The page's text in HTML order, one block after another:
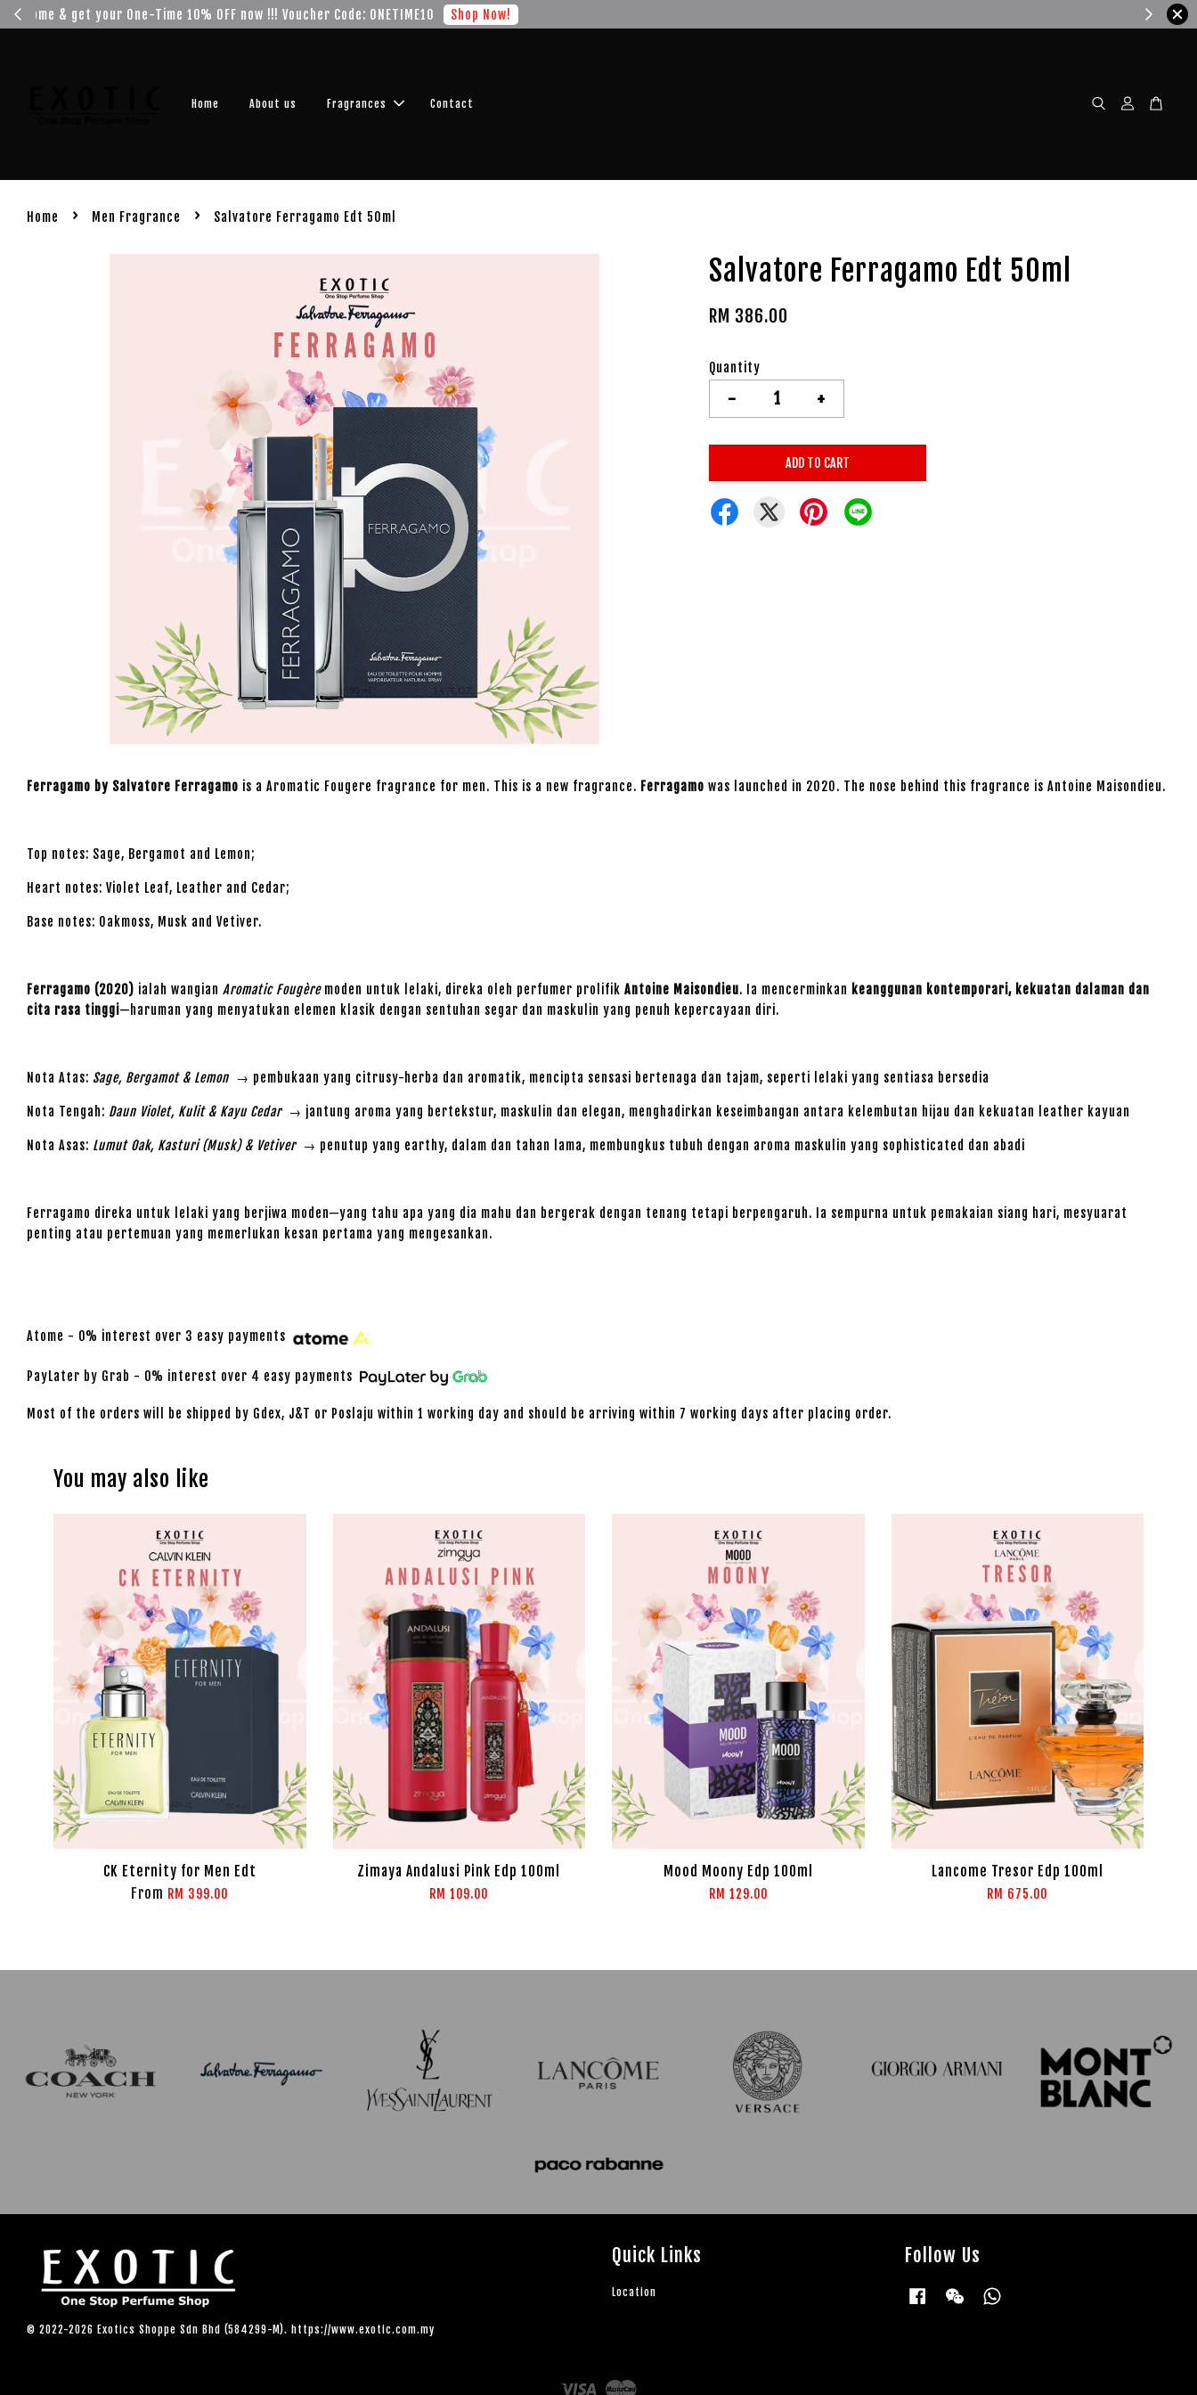
Get your FREE SHIPPING fragrance with minimum spend of RM100
Home About us Fragrances Contact
Home › Men Fragrance › Salvatore Ferragamo Edt 50ml
Salvatore Ferragamo Edt 50ml
RM 386.00
Quantity
- +
ADD TO CART
Ferragamo by Salvatore Ferragamo is a Aromatic Fougere fragrance for men. This is a new fragrance. Ferragamo was launched in 2020. The nose behind this fragrance is Antoine Maisondieu.
Top notes: Sage, Bergamot and Lemon;
Heart notes: Violet Leaf, Leather and Cedar;
Base notes: Oakmoss, Musk and Vetiver.
Ferragamo (2020) ialah wangian Aromatic Fougèremoden untuk lelaki, direka oleh perfumer prolifik Antoine Maisondieu. Ia mencerminkan keanggunan kontemporari, kekuatan dalaman dan
cita rasa tinggi—haruman yang menyatukan elemen klasik dengan sentuhan segar dan maskulin yang penuh kepercayaan diri.
Nota Atas: Sage, Bergamot & Lemon → pembukaan yang citrusy-herba dan aromatik, mencipta sensasi bertenaga dan tajam, seperti lelaki yang sentiasa bersedia
Nota Tengah: Daun Violet, Kulit & Kayu Cedar→ jantung aroma yang bertekstur, maskulin dan elegan, menghadirkan keseimbangan antara kelembutan hijau dan kekuatan leather kayuan
Nota Asas: Lumut Oak, Kasturi (Musk) & Vetiver→ penutup yang earthy, dalam dan tahan lama, membungkus tubuh dengan aroma maskulin yang sophisticated dan abadi
Ferragamo direka untuk lelaki yang berjiwa moden—yang tahu apa yang dia mahu dan bergerak dengan tenang tetapi berpengaruh. Ia sempurna untuk pemakaian siang hari, mesyuarat
penting atau pertemuan yang memerlukan kesan pertama yang mengesankan.
Atome - 0% interest over 3 easy payments
PayLater by Grab - 0% interest over 4 easy payments
Most of the orders will be shipped by Gdex, J&T or Poslaju within 1 working day and should be arriving within 7 working days after placing order.
You may also like
CK Eternity for Men Edt
From RM 399.00
Zimaya Andalusi Pink Edp 100ml
RM 109.00
Mood Moony Edp 100ml
RM 129.00
Lancome Tresor Edp 100ml
RM 675.00
© 2022-2026 Exotics Shoppe Sdn Bhd (584299-M). https://www.exotic.com.my
Quick Links
Location
Follow Us
Facebook Wechat
Visa